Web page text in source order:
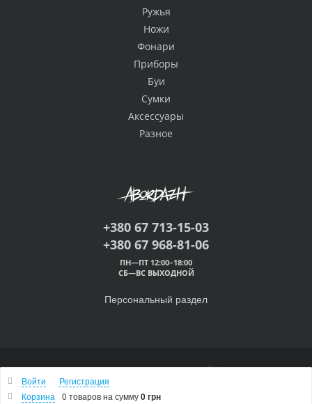
Ружья
Ножи
Фонари
Приборы
Буи
Сумки
Аксессуары
Разное
+380 67 713-15-03
+380 67 968-81-06
ПН—ПТ 12:00–18:00
СБ—ВС ВЫХОДНОЙ
Персональный раздел
© 2000 — 2026 Абордаж™
Войти
Регистрация
Корзина
0 товаровна сумму0 грн